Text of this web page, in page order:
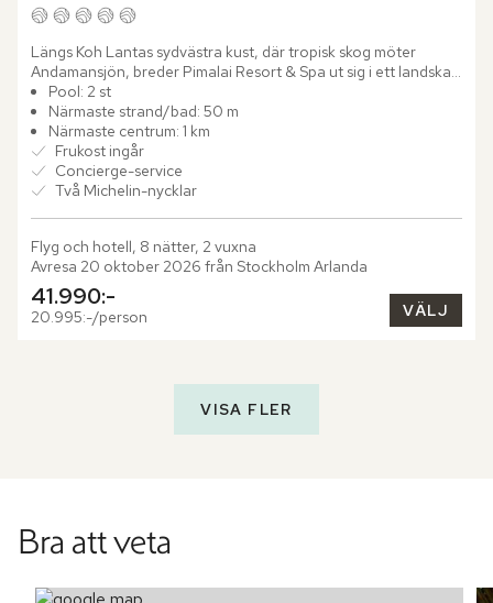
Längs Koh Lantas sydvästra kust, där tropisk skog möter
Andamansjön, breder Pimalai Resort & Spa ut sig i ett landskap
som känns både orört och omsorgsfullt bevarat. Hotellet...
Pool: 2 st
Närmaste strand/bad: 50 m
Närmaste centrum: 1 km
Frukost ingår
Concierge-service
Två Michelin-nycklar
Flyg och hotell, 8 nätter, 2 vuxna
Avresa 20 oktober 2026 från Stockholm Arlanda
41.990:-
20.995:-/person VÄLJ
VISA FLER
Bra att veta